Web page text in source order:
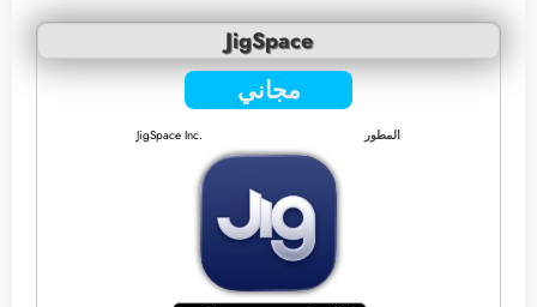
JigSpace
مجاني
المطور JigSpace Inc.